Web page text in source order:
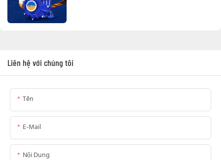
Liên hệ với chúng tôi
Tên
E-Mail
Nội Dung